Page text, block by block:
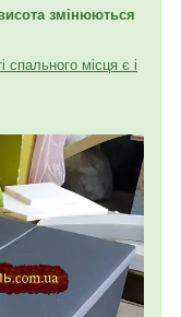
змінюються
місця є і